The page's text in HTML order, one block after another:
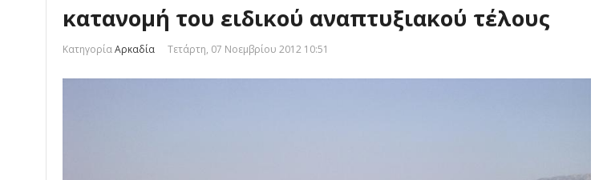
κατανομή του ειδικού αναπτυξιακού τέλους
ΚατηγορίαΑρκαδία Τετάρτη, 07 Νοεμβρίου 2012 10:51